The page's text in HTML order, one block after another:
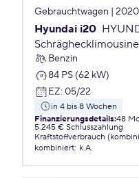
Gebrauchtwagen | 2020
Hyundai i20
Schräghecklimousine
Benzin
84 PS (62 kW)
EZ: 05/22
in 4 bis 8 Wochen
Finanzierungsdetails:48
5.245 € Schlusszahlung
Kraftstoffverbrauch
kombiniert: k.A.